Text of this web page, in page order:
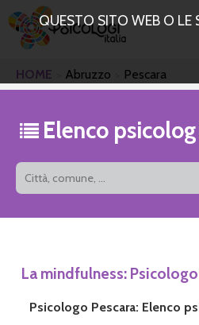
QUESTO SITO WEB O LE
HOME Abruzzo Pescara
Elenco
La mindfulness:
Psicologo Pescara: Elenco